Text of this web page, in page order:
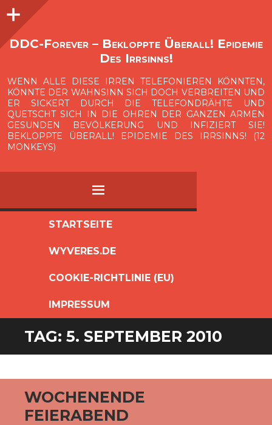
O
p
e
n
i
d
e
b
a
DDC-Forever – Bekloppte Überall! Epidemie
Des Irrsinns!
WENN ALLE DIESE IRREN TELEFONIEREN KÖNNTEN,
KÖNNTE DER WAHNSINN SICH DOCH VERBREITEN UND
ER SICKERT DURCH DIE TELEFONDRÄHTE UND
QUETSCHT SICH IN DIE OHREN DER GANZEN ARMEN
GESUNDEN BEVÖLKERUNG UND INFIZIERT SIE!
BEKLOPPTE ÜBERALL! EPIDEMIE DES IRRSINNS! (12
MONKEYS)
MENÜ
SPRINGEN
STARTSEITE
WYVERES.DE
COOKIE-RICHTLINIE (EU)
IMPRESSUM
Seitenleiste
TAG: 5. SEPTEMBER 2010
WOCHENENDE
FEIERABEND